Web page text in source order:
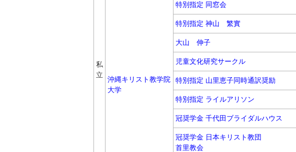
私
立
沖縄キリスト教学院
大学
特別指定 同窓会
特別指定 神山 繁實
大山 伸子
児童文化研究サークル
特別指定 山里恵子同時通訳奨励
特別指定 ライルアリソン
冠奨学金 千代田ブライダルハウス
冠奨学金 日本キリスト教団
首里教会